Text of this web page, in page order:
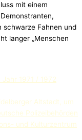
mit einem
schwarze Fahnen und
langer „Menschen
1971 / 1972
Altstadt, um
Polizeibehörden
und Kulturzentrum